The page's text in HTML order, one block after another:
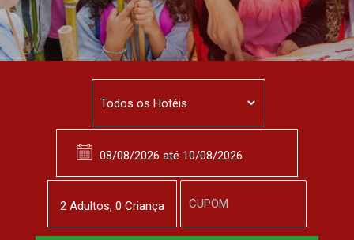
2 Adultos, 0 Criança